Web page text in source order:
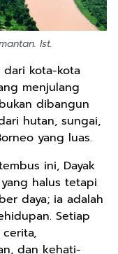
Ist.
dari kota-kota
menjulang
dibangun
hutan, sungai,
yang luas.
ini, Dayak
yang halus tetapi
daya; ia adalah
Setiap
dan kehati-